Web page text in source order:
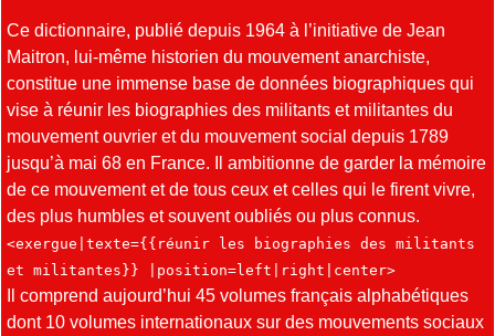
Ce dictionnaire, publié depuis 1964 à l’initiative de Jean
Maitron, lui-même historien du mouvement anarchiste,
constitue une immense base de données biographiques qui
vise à réunir les biographies des militants et militantes du
mouvement ouvrier et du mouvement social depuis 1789
jusqu’à mai 68 en France. Il ambitionne de garder la mémoire
de ce mouvement et de tous ceux et celles qui le firent vivre,
des plus humbles et souvent oubliés ou plus connus.
<exergue|texte={{réunir les biographies des militants
et militantes}} |position=left|right|center>
Il comprend aujourd’hui 45 volumes français alphabétiques
dont 10 volumes internationaux sur des mouvements sociaux